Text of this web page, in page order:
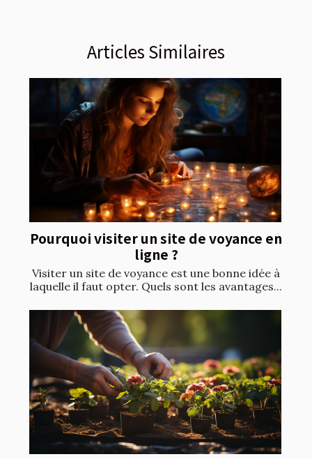
Articles Similaires
Pourquoi visiter un site de voyance en
ligne ?
Visiter un site de voyance est une bonne idée à
laquelle il faut opter. Quels sont les avantages...